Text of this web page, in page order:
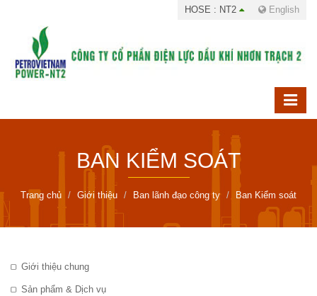
HOSE : NT2 English
BAN KIỂM SOÁT
Trang chủ Giới thiệu Ban lãnh đạo công ty Ban Kiểm soát
Giới thiệu chung
Sản phẩm & Dịch vụ